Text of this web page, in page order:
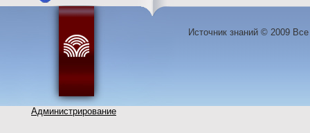
Администрирование
Источник знаний © 2009